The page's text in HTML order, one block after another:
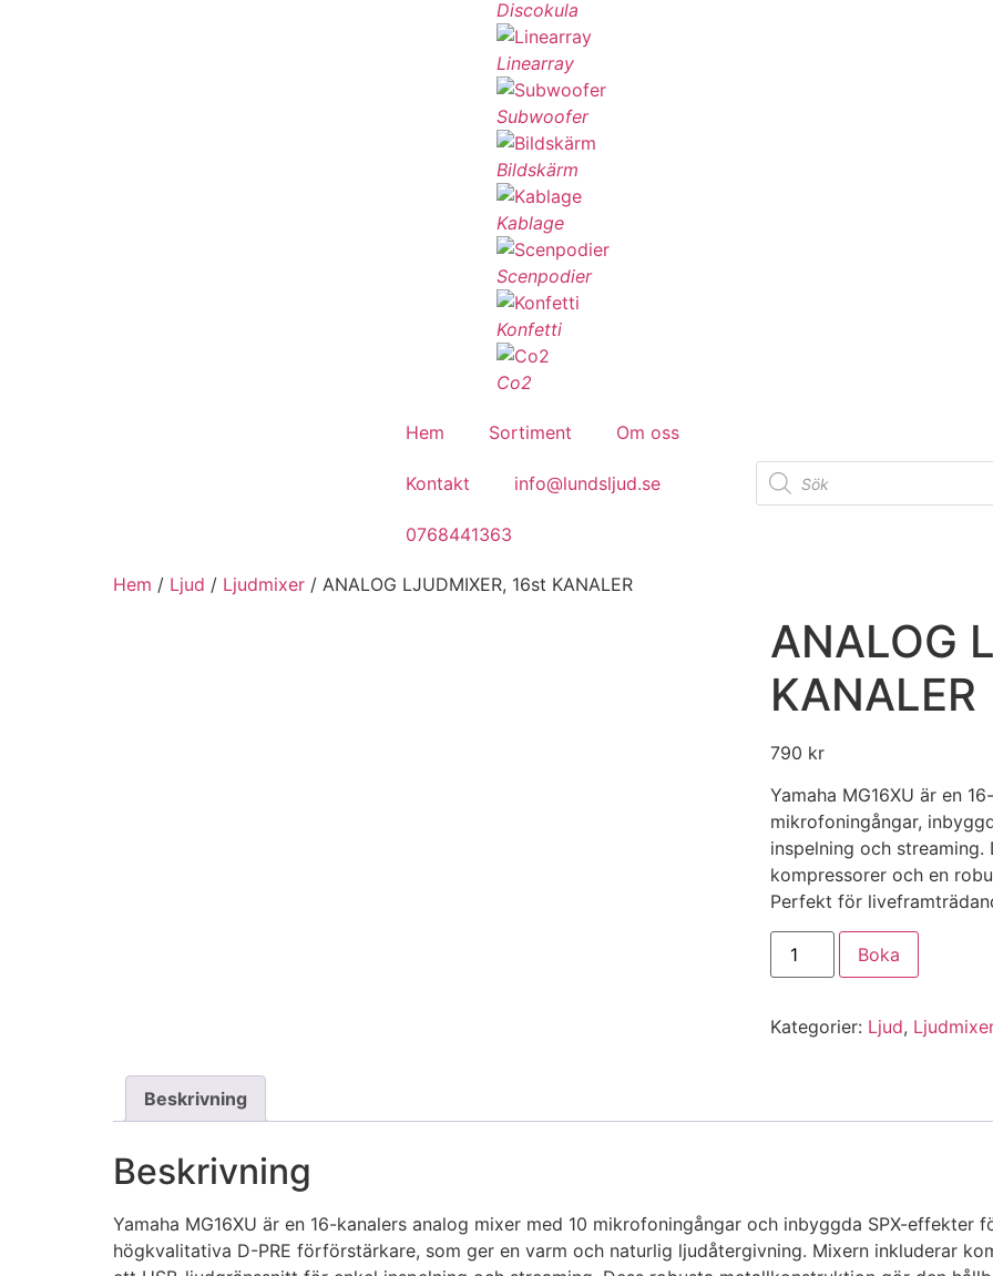
Discokula
Linearray
Subwoofer
Bildskärm
Kablage
Scenpodier
Konfetti
Co2
Hem Sortiment Om oss
Kontakt info@lundsljud.se
0768441363
Hem / Ljud / Ljudmixer / ANALOG LJUDMIXER, 16st KANALER
ANALOG
KANALER
790 kr
Yamaha MG16XU är en
mikrofoningångar,
inspelning och
kompressorer och en
Perfekt för
Boka
Kategorier: Ljud,
Beskrivning
Beskrivning
Yamaha MG16XU är en 16-kanalers analog mixer med 10 mikrofoningångar och inbyggda SPX-effekter
högkvalitativa D-PRE förförstärkare, som ger en varm och naturlig ljudåtergivning. Mixern inkluderar